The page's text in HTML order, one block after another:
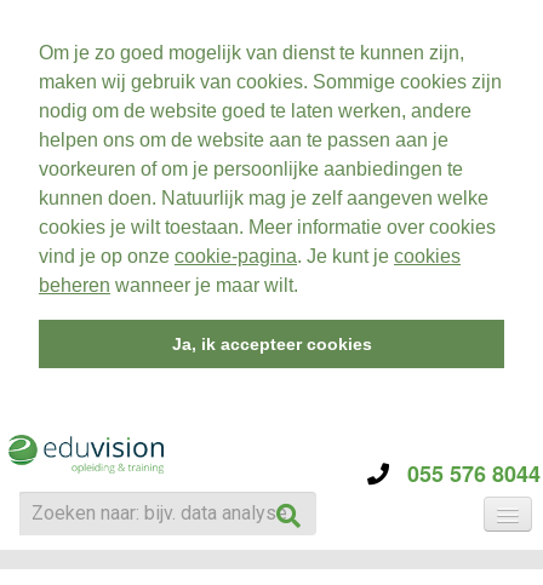
Om je zo goed mogelijk van dienst te kunnen zijn,
maken wij gebruik van cookies. Sommige cookies zijn
nodig om de website goed te laten werken, andere
helpen ons om de website aan te passen aan je
voorkeuren of om je persoonlijke aanbiedingen te
kunnen doen. Natuurlijk mag je zelf aangeven welke
cookies je wilt toestaan. Meer informatie over cookies
vind je op onze cookie-pagina. Je kunt je cookies
beheren wanneer je maar wilt.
Ja, ik accepteer cookies
055 576 8044
CATEGORIE